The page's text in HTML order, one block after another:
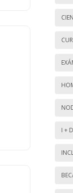
I + D